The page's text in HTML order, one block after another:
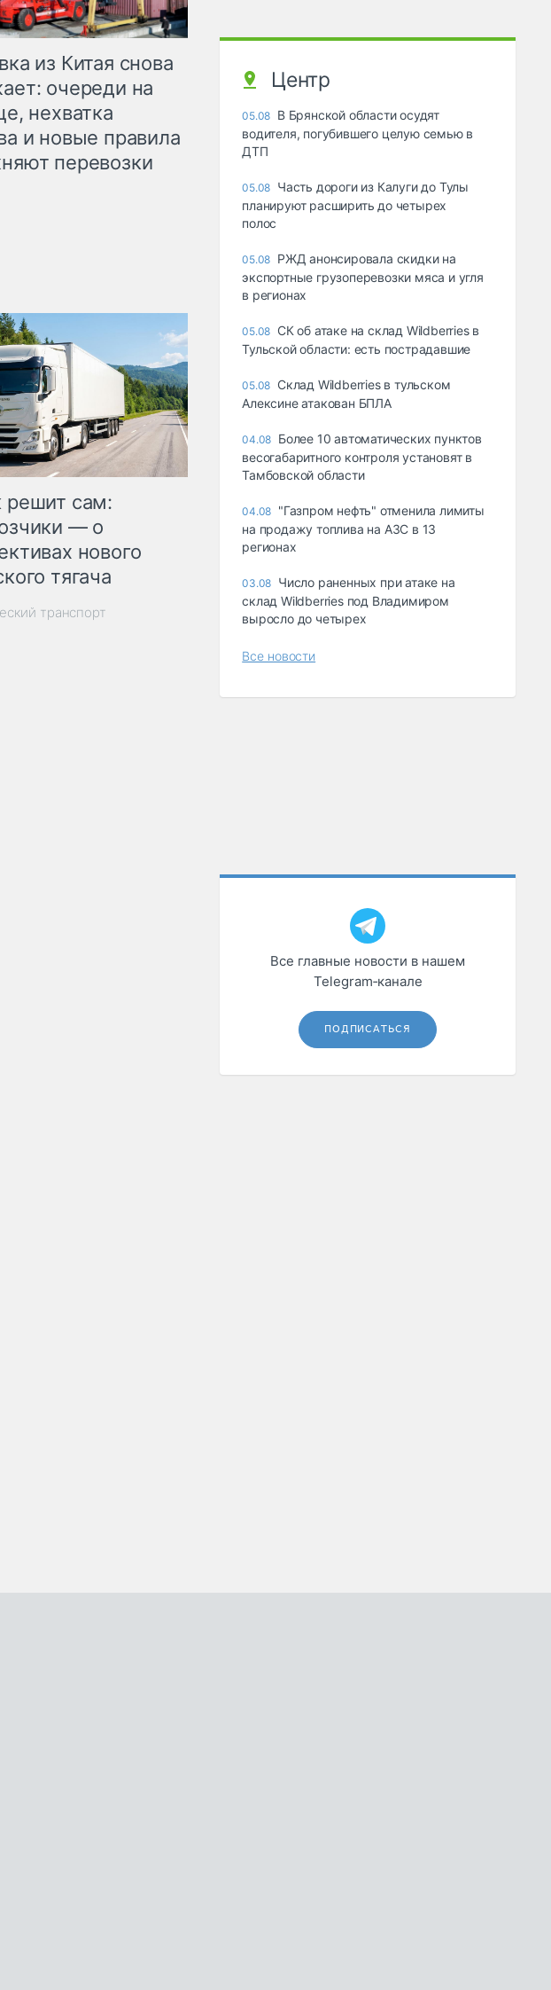
из Китая снова
очереди на
нехватка
и новые правила
перевозки
решит сам:
— о
нового
тягача
транспорт
Центр
05.08 В Брянской области осудят
водителя, погубившего целую семью в
ДТП
05.08 Часть дороги из Калуги до Тулы
планируют расширить до четырех
полос
05.08 РЖД анонсировала скидки на
экспортные грузоперевозки мяса и угля
в регионах
05.08 СК об атаке на склад Wildberries в
Тульской области: есть пострадавшие
05.08 Склад Wildberries в тульском
Алексине атакован БПЛА
04.08 Более 10 автоматических пунктов
весогабаритного контроля установят в
Тамбовской области
04.08 "Газпром нефть" отменила лимиты
на продажу топлива на АЗС в 13
регионах
03.08 Число раненных при атаке на
склад Wildberries под Владимиром
выросло до четырех
Все новости
Все главные новости в нашем
Telegram‑канале
ПОДПИСАТЬСЯ